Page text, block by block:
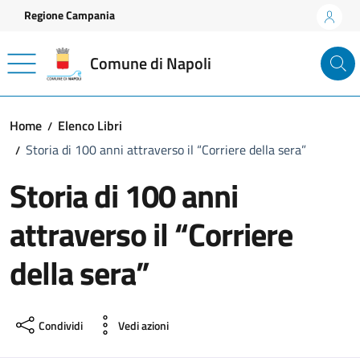
Vai ai contenuti
Vai al footer
Regione Campania
Comune di Napoli
Home
Elenco Libri
Storia di 100 anni attraverso il “Corriere della sera”
Storia di 100 anni
attraverso il “Corriere
della sera”
Condividi Vedi azioni